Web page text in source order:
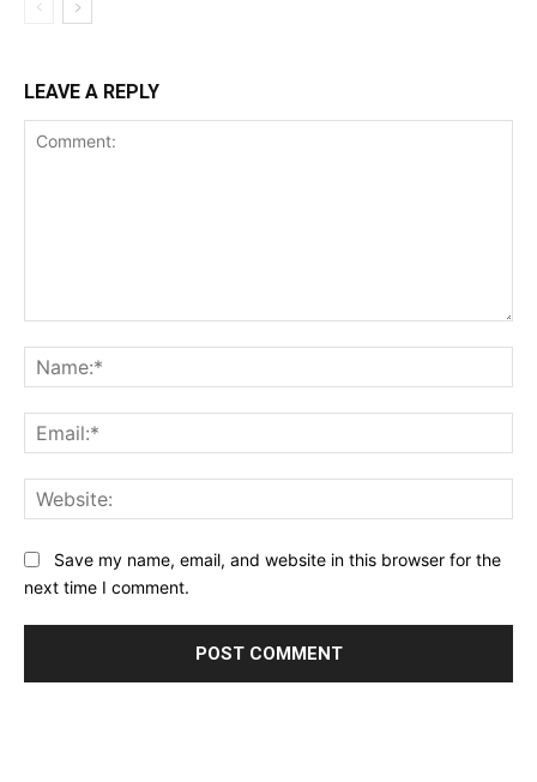
LEAVE A REPLY
Save my name, email, and website in this browser for the
next time I comment.